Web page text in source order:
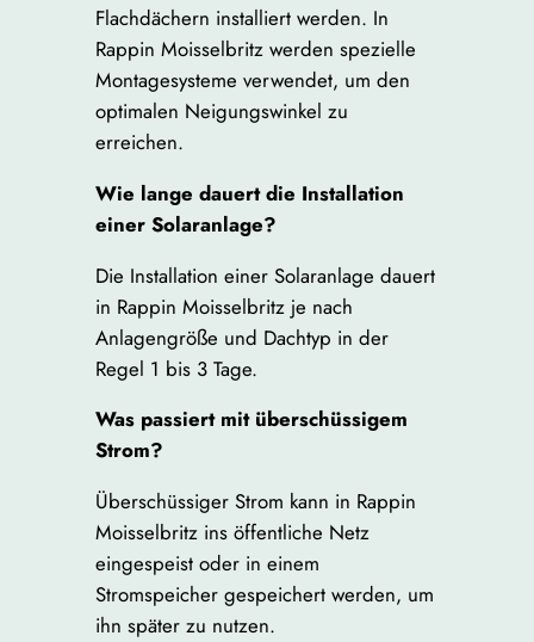
Flachdächern installiert werden. In
Rappin Moisselbritz werden spezielle
Montagesysteme verwendet, um den
optimalen Neigungswinkel zu
erreichen.
Wie lange dauert die Installation
einer Solaranlage?
Die Installation einer Solaranlage dauert
in Rappin Moisselbritz je nach
Anlagengröße und Dachtyp in der
Regel 1 bis 3 Tage.
Was passiert mit überschüssigem
Strom?
Überschüssiger Strom kann in Rappin
Moisselbritz ins öffentliche Netz
eingespeist oder in einem
Stromspeicher gespeichert werden, um
ihn später zu nutzen.